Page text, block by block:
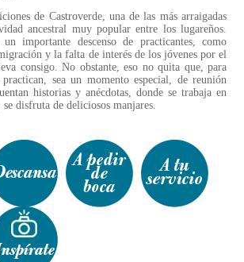
de Castroverde, una de las más arraigadas
ancestral muy popular entre los lugareños.
importante descenso de practicantes, como
y la falta de interés de los jóvenes por el
consigo. No obstante, eso no quita que, para
sea un momento especial, de reunión
historias y anécdotas, donde se trabaja en
disfruta de deliciosos manjares.